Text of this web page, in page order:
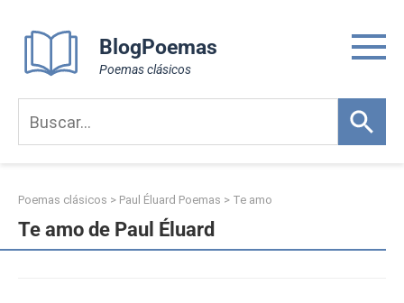
content
BlogPoemas
Poemas clásicos
Poemas clásicos > Paul Éluard Poemas > Te amo
Te amo de Paul Éluard